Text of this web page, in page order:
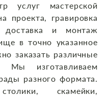
услуг мастерской
проекта, гравировка
доставка и монтаж
в точно указанное
заказать различные
Мы изготавливаем
разного формата.
скамейки,